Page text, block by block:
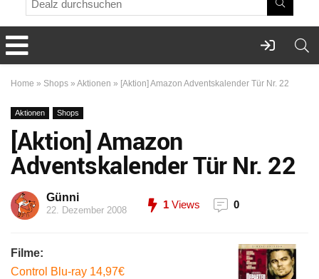
Home » Shops » Aktionen » [Aktion] Amazon Adventskalender Tür Nr. 22
Aktionen Shops
[Aktion] Amazon
Adventskalender Tür Nr. 22
Günni
22. Dezember 2008 1 Views 0
Filme:
Control Blu-ray 14,97€